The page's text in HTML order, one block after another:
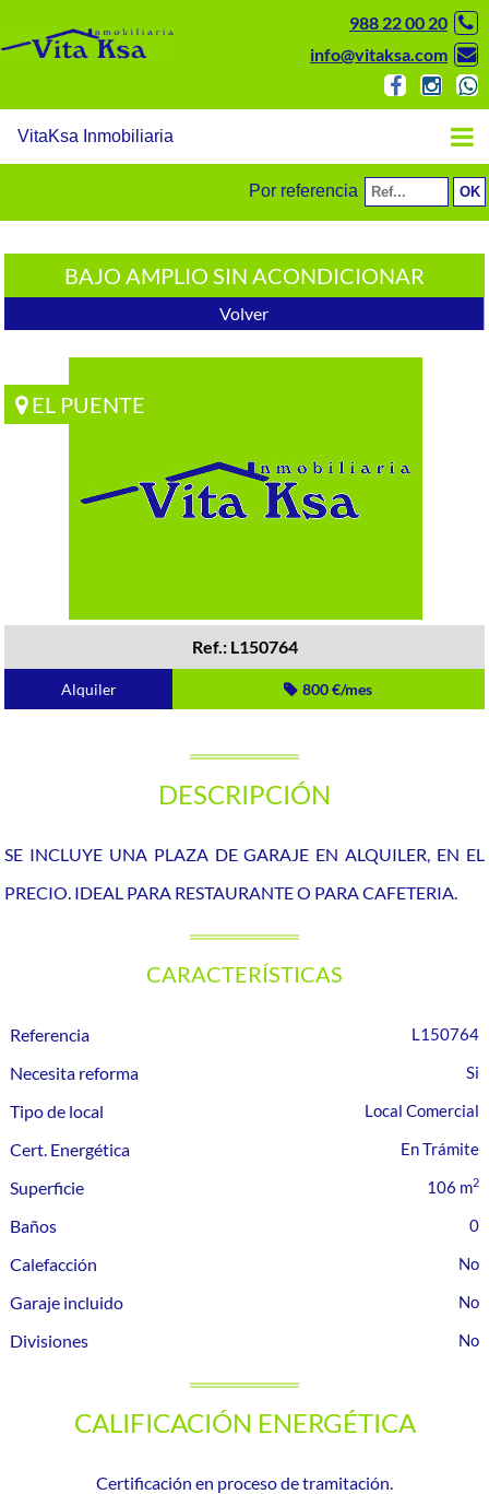
988 22 00 20
info@vitaksa.com
VitaKsa Inmobiliaria
Por referencia
BAJO AMPLIO SIN ACONDICIONAR
Volver
EL PUENTE
Ref.: L150764
Alquiler 800 €/mes
DESCRIPCIÓN
SE INCLUYE UNA PLAZA DE GARAJE EN ALQUILER, EN EL
PRECIO. IDEAL PARA RESTAURANTE O PARA CAFETERIA.
CARACTERÍSTICAS
Referencia L150764
Necesita reforma
Tipo de local
Local Comercial
Cert. Energética En Trámite
Superficie 106 m2
Baños 0
Calefacción
Garaje incluido
Divisiones
CALIFICACIÓN ENERGÉTICA
Certificación en proceso de tramitación.